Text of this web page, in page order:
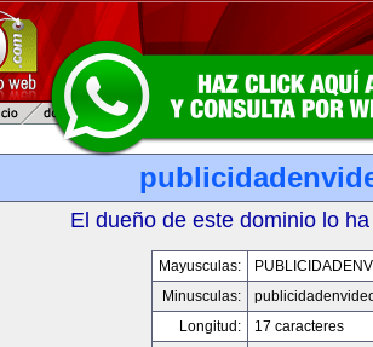
El dueño de este dominio lo
Mayusculas:
Minusculas:
Longitud:
17 caracteres